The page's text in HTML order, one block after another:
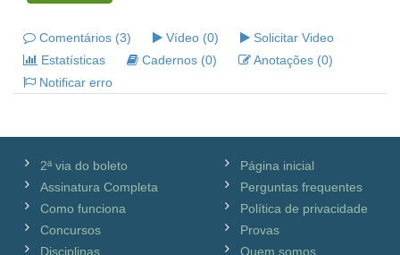
Comentários (3) Vídeo (0)
Solicitar Video
Estatísticas
Cadernos (0)
Anotações (0)
Notificar erro
2ª via do boleto
Assinatura Completa
Como funciona
Concursos
Disciplinas
Página inicial
Perguntas frequentes
Política de privacidade
Provas
Quem somos